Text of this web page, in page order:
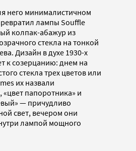
него минималистичном
лампы Souffle
колпак-абажур из
стекла на тонкой
Дизайн в духе 1930-х
к созерцанию: днем на
стекла трех цветов или
их назвали
папоротника» и
— причудливо
свет, вечером они
лампой мощного